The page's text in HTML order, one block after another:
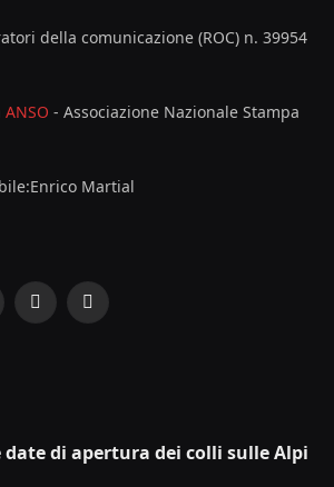
della comunicazione (ROC) n. 39954
ANSO - Associazione Nazionale Stampa
Martial
YouTubeLinkedIn
date di apertura dei colli sulle Alpi